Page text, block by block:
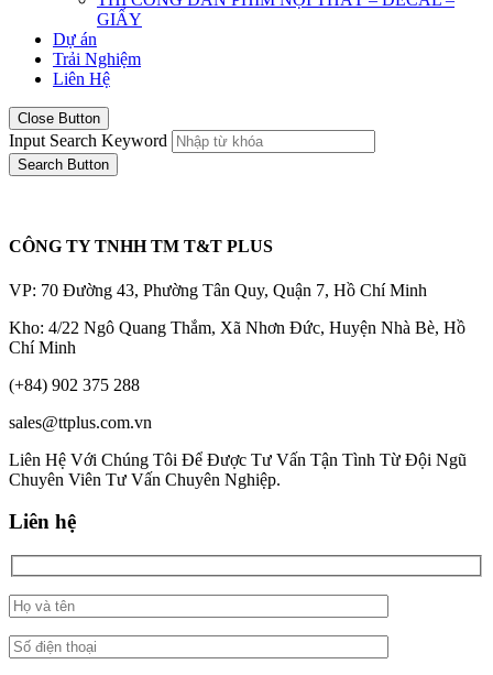
GIẤY
Dự án
Trải Nghiệm
Liên Hệ
Close Button
Input Search Keyword
Search Button
CÔNG TY TNHH TM T&T PLUS
VP: 70 Đường 43, Phường Tân Quy, Quận 7, Hồ Chí Minh
Kho: 4/22 Ngô Quang Thắm, Xã Nhơn Đức, Huyện Nhà Bè, Hồ
Chí Minh
(+84) 902 375 288
sales@ttplus.com.vn
Liên Hệ Với Chúng Tôi Để Được Tư Vấn Tận Tình Từ Đội Ngũ
Chuyên Viên Tư Vấn Chuyên Nghiệp.
Liên hệ